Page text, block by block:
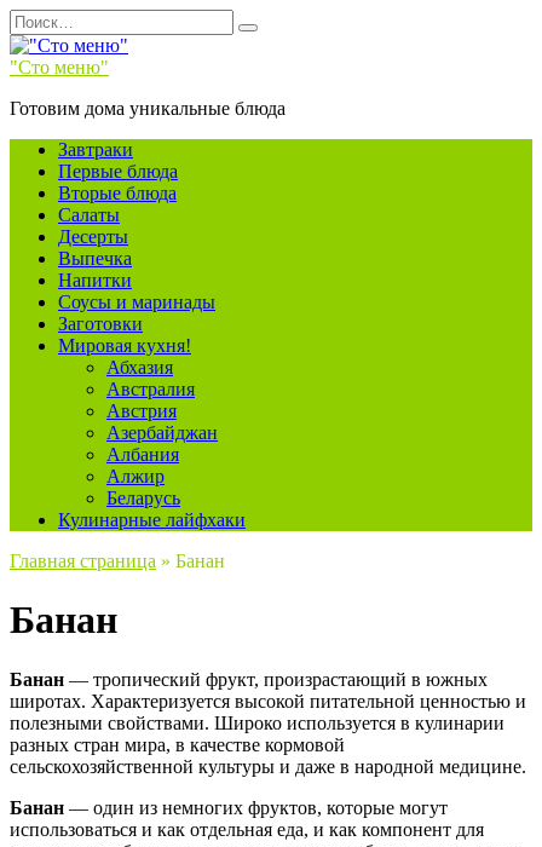
Перейти
к
содержанию
Search
for:
"Сто меню"
Готовим дома уникальные блюда
Завтраки
Первые блюда
Вторые блюда
Салаты
Десерты
Выпечка
Напитки
Соусы и маринады
Заготовки
Мировая кухня!
Абхазия
Австралия
Австрия
Азербайджан
Албания
Алжир
Беларусь
Кулинарные лайфхаки
Главная страница » Банан
Банан
Банан — тропический фрукт, произрастающий в южных
широтах. Характеризуется высокой питательной ценностью и
полезными свойствами. Широко используется в кулинарии
разных стран мира, в качестве кормовой
сельскохозяйственной культуры и даже в народной медицине.
Банан — один из немногих фруктов, которые могут
использоваться и как отдельная еда, и как компонент для